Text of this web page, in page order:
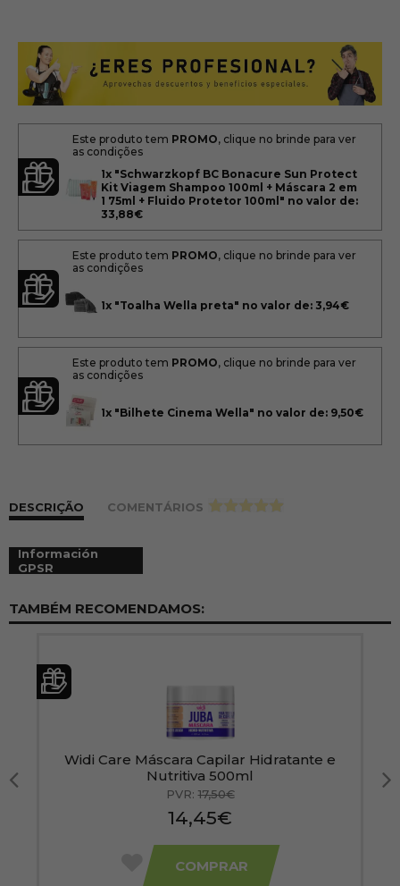
Este produto tem PROMO, clique no brinde para ver
as condições
1x "Schwarzkopf BC Bonacure Sun Protect
Kit Viagem Shampoo 100ml + Máscara 2 em
1 75ml + Fluido Protetor 100ml" no valor de:
33,88€
Este produto tem PROMO, clique no brinde para ver
as condições
1x "Toalha Wella preta" no valor de: 3,94€
Este produto tem PROMO, clique no brinde para ver
as condições
1x "Bilhete Cinema Wella" no valor de: 9,50€
DESCRIÇÃO COMENTÁRIOS >
Información
GPSR
TAMBÉM RECOMENDAMOS:
Widi Care Máscara Capilar Hidratante e
Nutritiva 500ml
PVR:17,50€
14,45€
COMPRAR